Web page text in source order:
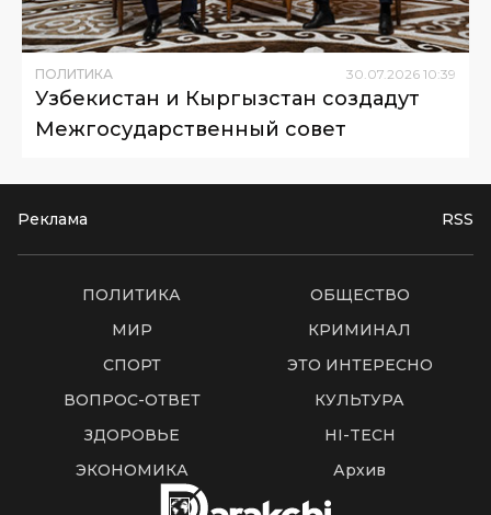
ПОЛИТИКА 30 07 2026 10:39
Узбекистан и Кыргызстан создадут
Межгосударственный совет
Реклама RSS
ПОЛИТИКА
ОБЩЕСТВО
МИР
КРИМИНАЛ
СПОРТ
ЭТО ИНТЕРЕСНО
ВОПРОС-ОТВЕТ
КУЛЬТУРА
ЗДОРОВЬЕ
HI-TECH
ЭКОНОМИКА
Архив